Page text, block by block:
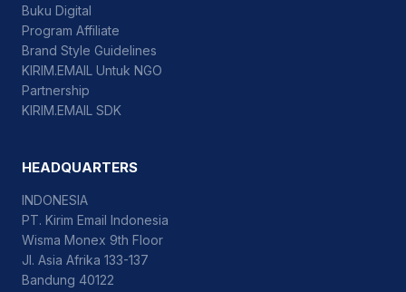
Buku Digital
Program Affiliate
Brand Style Guidelines
KIRIM.EMAIL Untuk NGO
Partnership
KIRIM.EMAIL SDK
HEADQUARTERS
INDONESIA
PT. Kirim Email Indonesia
Wisma Monex 9th Floor
Jl. Asia Afrika 133-137
Bandung 40122